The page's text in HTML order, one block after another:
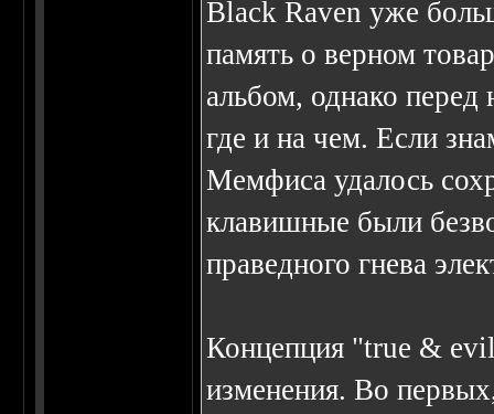
Black Raven уже
память о верном
альбом, однако перед
где и на чем. Если
Мемфиса удалось
клавишные были
праведного гнева
Концепция "true &
изменения. Во